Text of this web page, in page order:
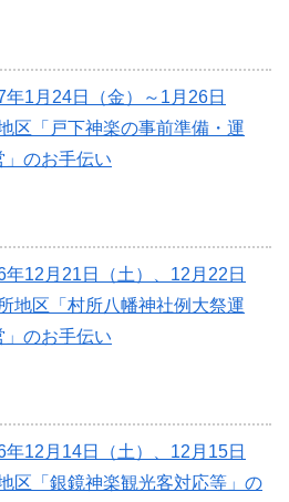
年1月24日（金）～1月26日
区「戸下神楽の事前準備・運
」のお手伝い
年12月21日（土）、12月22日
地区「村所八幡神社例大祭運
」のお手伝い
年12月14日（土）、12月15日
区「銀鏡神楽観光客対応等」の